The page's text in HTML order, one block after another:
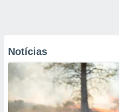
Notícias